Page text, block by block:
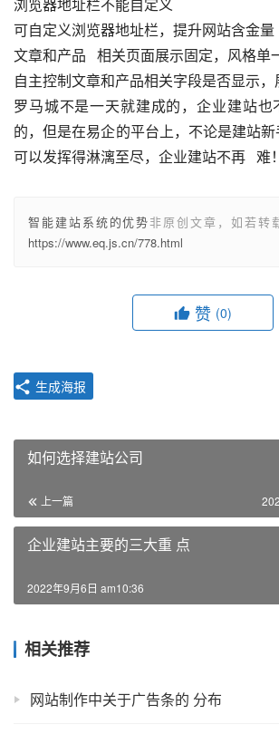
可自定义浏览器地址栏，提升网站含金量
文章和产品   相关页面展示固定，风格单
自主控制文章和产品相关字段是否显示
罗马城不是一天就建成的，企业建站也
的，但是在易企的平台上，不论是建站
可以发挥得淋漓至尽，企业建站不再   难！
智能建站系统的优势非原创文章，如若转
https://www.eq.js.cn/778.html
赞 (0)
生成海报
如何选择建站公司
上一篇
企业建站主要的三大重 点
2022年9月6日 am10:36
相关推荐
网站制作中关于广告条的 分布